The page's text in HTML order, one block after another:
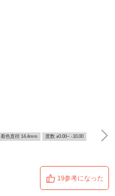
着色直径 14.4mm 度数 ±0.00~ -10.00
19参考になった